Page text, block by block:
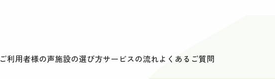
ご利用者様の声施設の選び方サービスの流れよくあるご質問